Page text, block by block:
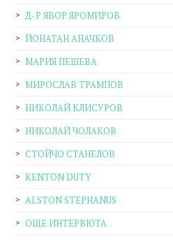
Д-Р ЯВОР ЯРОМИРОВ
ЙОНАТАН АНАЧКОВ
МАРИЯ ПЕШЕВА
МИРОСЛАВ ТРАМПОВ
НИКОЛАЙ КЛИСУРОВ
НИКОЛАЙ ЧОЛАКОВ
СТОЙЧО СТАНЕЛОВ
KENTON DUTY
ALSTON STEPHANUS
ОЩЕ ИНТЕРВЮТА